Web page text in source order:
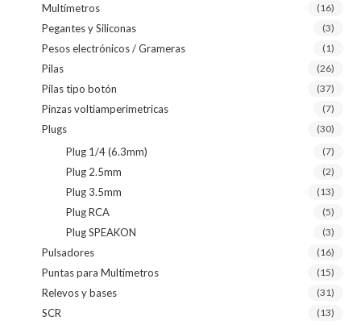
Multímetros (16)
Pegantes y Siliconas (3)
Pesos electrónicos / Grameras (1)
Pilas (26)
Pilas tipo botón (37)
Pinzas voltiamperimetricas (7)
Plugs (30)
Plug 1/4 (6.3mm) (7)
Plug 2.5mm (2)
Plug 3.5mm (13)
Plug RCA (5)
Plug SPEAKON (3)
Pulsadores (16)
Puntas para Multímetros (15)
Relevos y bases (31)
SCR (13)